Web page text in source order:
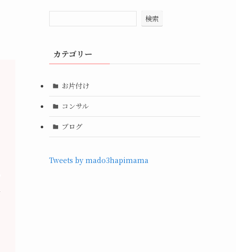
検索
カテゴリー
お片付け
コンサル
ブログ
Tweets by mado3hapimama